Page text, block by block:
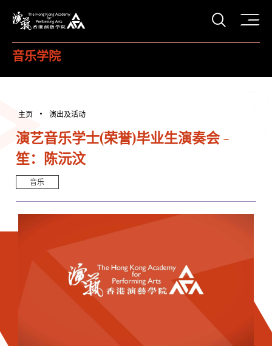
打开
音乐学院
主页 演出及活动
演艺音乐学士(荣誉)毕业生演奏会 -
笙：陈沅汶
音乐